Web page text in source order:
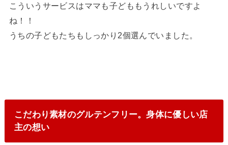
こういうサービスはママも子どももうれしいですよ
ね！！
うちの子どもたちもしっかり2個選んでいました。
こだわり素材のグルテンフリー。身体に優しい店
主の想い